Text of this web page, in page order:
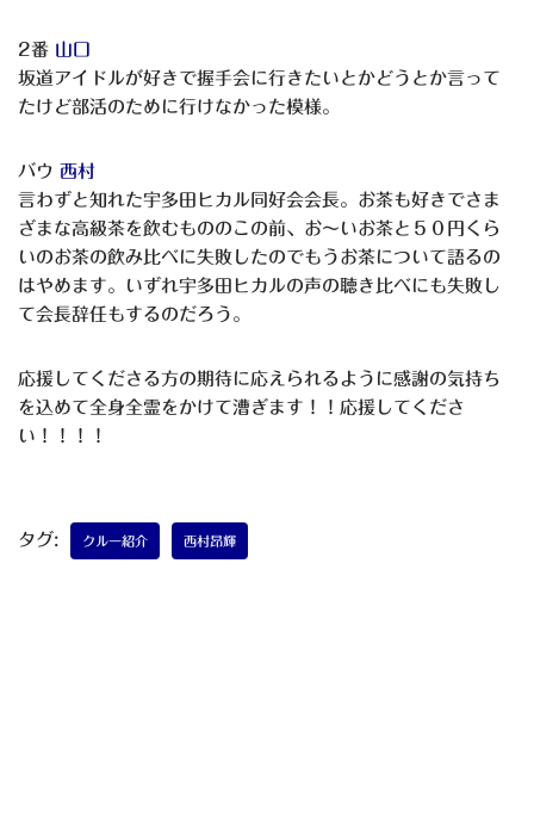
2番 山口
坂道アイドルが好きで握手会に行きたいとかどうとか言って
たけど部活のために行けなかった模様。
バウ 西村
言わずと知れた宇多田ヒカル同好会会長。お茶も好きでさま
ざまな高級茶を飲むもののこの前、お〜いお茶と５０円くら
いのお茶の飲み比べに失敗したのでもうお茶について語るの
はやめます。いずれ宇多田ヒカルの声の聴き比べにも失敗し
て会長辞任もするのだろう。
応援してくださる方の期待に応えられるように感謝の気持ち
を込めて全身全霊をかけて漕ぎます！！応援してくださ
い！！！！
タグ: クルー紹介 西村昂輝